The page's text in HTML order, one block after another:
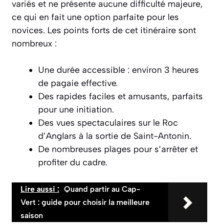
variés et ne présente aucune difficulté majeure,
ce qui en fait une option parfaite pour les
novices. Les points forts de cet itinéraire sont
nombreux :
Une durée accessible : environ 3 heures
de pagaie effective.
Des rapides faciles et amusants, parfaits
pour une initiation.
Des vues spectaculaires sur le Roc
d’Anglars à la sortie de Saint-Antonin.
De nombreuses plages pour s’arrêter et
profiter du cadre.
Lire aussi : Quand partir au Cap-
Vert : guide pour choisir la meilleure
saison